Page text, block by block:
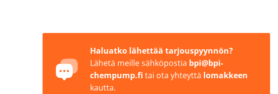
Haluatko lähettää tarjouspyynnön?
Lähetä meille sähköpostia bpi@bpi-
chempump.fi tai ota yhteyttä lomakkeen
kautta.